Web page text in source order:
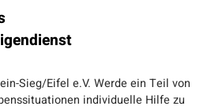
Sieg/Eifel e.V. Werde ein Teil von
individuelle Hilfe zu